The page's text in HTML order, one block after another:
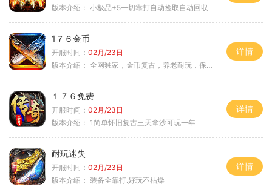
版本介绍： 小极品+5一切靠打自动捡取自动回収
1７６金币
开服时间： 02月/23日
版本介绍： 全网独家，金币复古，养老耐玩，保底回収
详情
１７６免费
开服时间： 02月/23日
版本介绍： 1简单怀旧复古三天拿沙可玩一年
详情
耐玩迷失
开服时间： 02月/23日
版本介绍： 装备全靠打.好玩不枯燥
详情